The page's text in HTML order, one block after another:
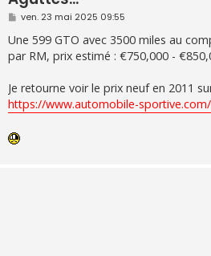
M
s
s
a
ven. 23 mai 2025 09:55
Une 599 GTO avec 3500 miles au
par RM, prix estimé : €750,000 -
Je retourne voir le prix neuf en 2011
https://www.automobile-